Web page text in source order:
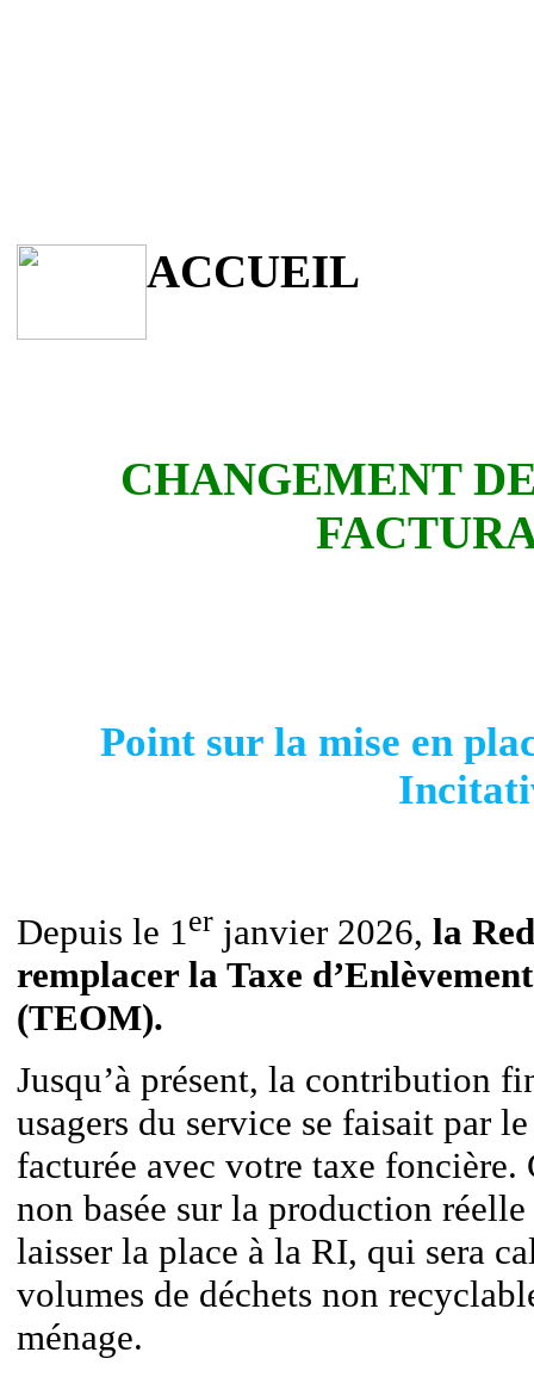
ACCUEIL
CHANGEMENT
Point sur la mise en
Depuis le 1er janvier 2026, la
remplacer la Taxe
(TEOM).
Jusqu’à présent, la contribution
usagers du service se faisait par
facturée avec votre taxe
non basée sur la production
laisser la place à la RI, qui sera
volumes de déchets non
ménage.